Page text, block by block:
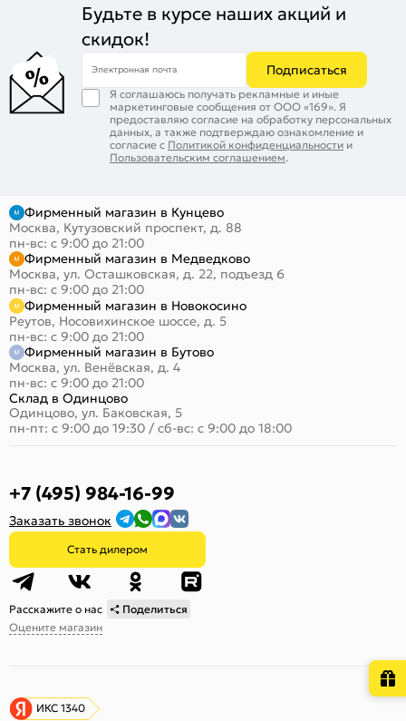
Будьте в курсе наших акций и
скидок!
Электронная почта Подписаться
Я соглашаюсь получать рекламные и иные
маркетинговые сообщения от ООО «169». Я
предоставляю согласие на обработку персональных
данных, а также подтверждаю ознакомление и
согласие с Политикой конфиденциальности и
Пользовательским соглашением.
Фирменный магазин в Кунцево
Москва, Кутузовский проспект, д. 88
пн-вс: с 9:00 до 21:00
Фирменный магазин в Медведково
Москва, ул. Осташковская, д. 22, подъезд 6
пн-вс: с 9:00 до 21:00
Фирменный магазин в Новокосино
Реутов, Носовихинское шоссе, д. 5
пн-вс: с 9:00 до 21:00
Фирменный магазин в Бутово
Москва, ул. Венёвская, д. 4
пн-вс: с 9:00 до 21:00
Склад в Одинцово
Одинцово, ул. Баковская, 5
пн-пт: с 9:00 до 19:30 / сб-вс: с 9:00 до 18:00
+7 (495) 984-16-99
Заказать звонок
Стать дилером
Расскажите о нас
Поделиться
Оцените магазин
ИКС 1340